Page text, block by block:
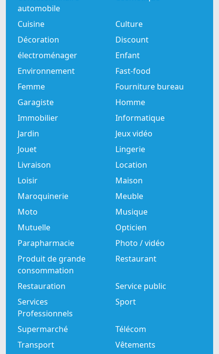
automobile
Cuisine
Culture
Décoration
Discount
électroménager
Enfant
Environnement
Fast-food
Femme
Fourniture bureau
Garagiste
Homme
Immobilier
Informatique
Jardin
Jeux vidéo
Jouet
Lingerie
Livraison
Location
Loisir
Maison
Maroquinerie
Meuble
Moto
Musique
Mutuelle
Opticien
Parapharmacie
Photo / vidéo
Produit de grande
consommation
Restaurant
Restauration
Service public
Services
Professionnels
Sport
Supermarché
Télécom
Transport
Vêtements